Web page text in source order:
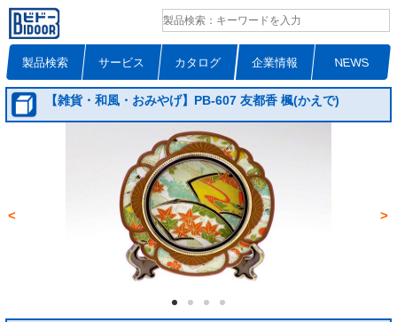
製品検索 サービス カタログ 企業情報 NEWS
【雑貨・和風・おみやげ】PB-607 友都香 楓(かえで)
< >